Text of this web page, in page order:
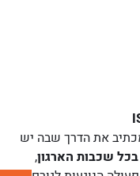
שכבות הארגון,